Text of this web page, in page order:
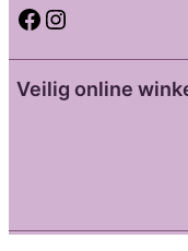
Facebook Instagram
Veilig online